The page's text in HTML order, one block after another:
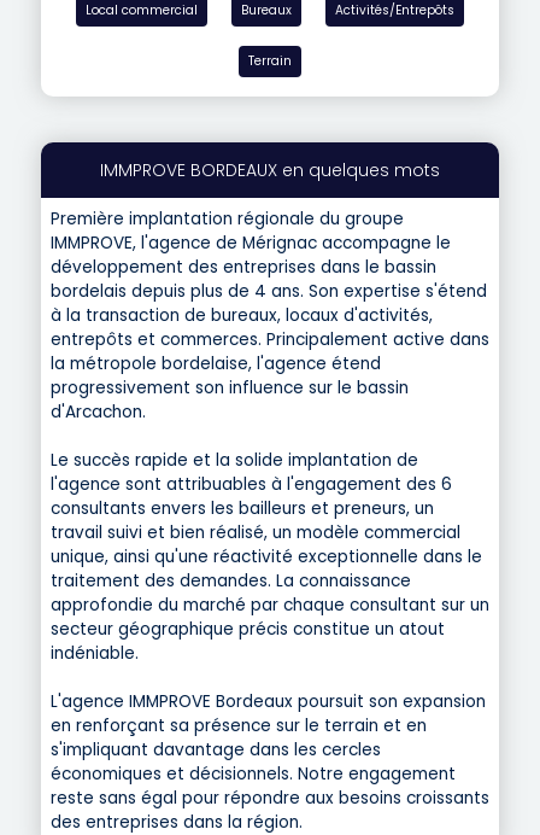
Local commercial Bureaux Activités/Entrepôts
Terrain
IMMPROVE BORDEAUX en quelques mots
Première implantation régionale du groupe
IMMPROVE, l'agence de Mérignac accompagne le
développement des entreprises dans le bassin
bordelais depuis plus de 4 ans. Son expertise s'étend
à la transaction de bureaux, locaux d'activités,
entrepôts et commerces. Principalement active dans
la métropole bordelaise, l'agence étend
progressivement son influence sur le bassin
d'Arcachon.
Le succès rapide et la solide implantation de
l'agence sont attribuables à l'engagement des 6
consultants envers les bailleurs et preneurs, un
travail suivi et bien réalisé, un modèle commercial
unique, ainsi qu'une réactivité exceptionnelle dans le
traitement des demandes. La connaissance
approfondie du marché par chaque consultant sur un
secteur géographique précis constitue un atout
indéniable.
L'agence IMMPROVE Bordeaux poursuit son expansion
en renforçant sa présence sur le terrain et en
s'impliquant davantage dans les cercles
économiques et décisionnels. Notre engagement
reste sans égal pour répondre aux besoins croissants
des entreprises dans la région.